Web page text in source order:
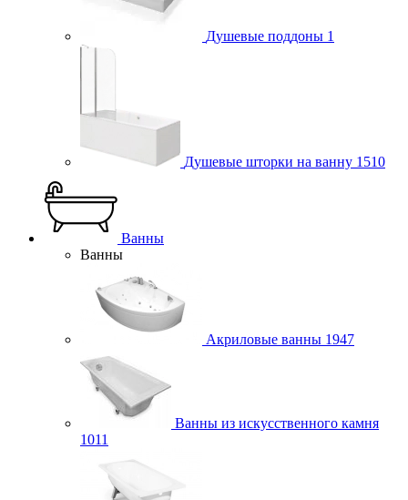
Душевые поддоны 1
Душевые шторки на ванну 1510
Ванны
Ванны
Акриловые ванны 1947
Ванны из искусственного камня
1011